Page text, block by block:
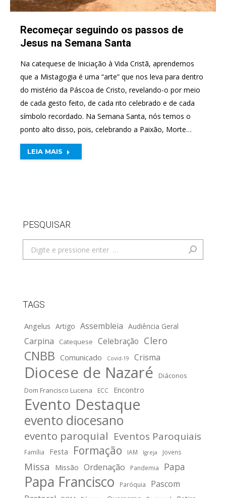
Recomeçar seguindo os passos de
Jesus na Semana Santa
Na catequese de Iniciação à Vida Cristã, aprendemos
que a Mistagogia é uma “arte” que nos leva para dentro
do mistério da Páscoa de Cristo, revelando-o por meio
de cada gesto feito, de cada rito celebrado e de cada
símbolo recordado. Na Semana Santa, nós temos o
ponto alto disso, pois, celebrando a Paixão, Morte…
LEIA MAIS
PESQUISAR
Search:
TAGS
Angelus Artigo Assembleia Audiência Geral
Carpina Catequese Celebração Clero
CNBB Comunicado Covid-19 Crisma
Diocese de Nazaré
Diáconos
Dom Francisco Lucena
ECC Encontro
Evento Destaque
evento diocesano
evento paroquial Eventos Paroquiais
Família Festa Formação IAM Igreja Jovens
Missa Missão Ordenação Pandemia Papa
Papa Francisco Paróquia
Pascom